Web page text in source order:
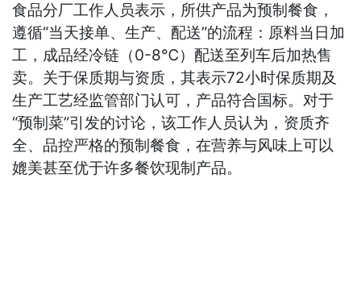
食品分厂工作人员表示，所供产品为预制餐食，
遵循“当天接单、生产、配送”的流程：原料当日加
工，成品经冷链（0-8℃）配送至列车后加热售
卖。关于保质期与资质，其表示72小时保质期及
生产工艺经监管部门认可，产品符合国标。对于
“预制菜”引发的讨论，该工作人员认为，资质齐
全、品控严格的预制餐食，在营养与风味上可以
媲美甚至优于许多餐饮现制产品。